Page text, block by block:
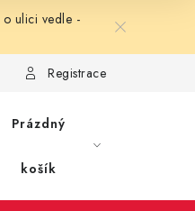
o ulici vedle -
Registrace
Prázdný
košík